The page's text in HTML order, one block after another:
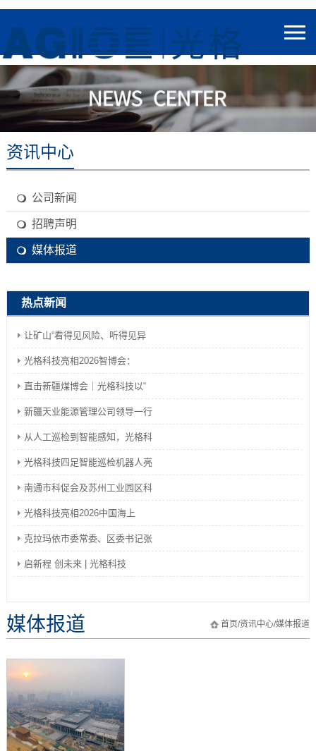
资讯中心
公司新闻
招聘声明
媒体报道
热点新闻
让矿山“看得见风险、听得见异
光格科技亮相2026智博会：
直击新疆煤博会｜光格科技以“
新疆天业能源管理公司领导一行
从人工巡检到智能感知，光格科
光格科技四足智能巡检机器人亮
南通市科促会及苏州工业园区科
光格科技亮相2026中国海上
克拉玛依市委常委、区委书记张
启新程 创未来 | 光格科技
首页/资讯中心/媒体报道
媒体报道